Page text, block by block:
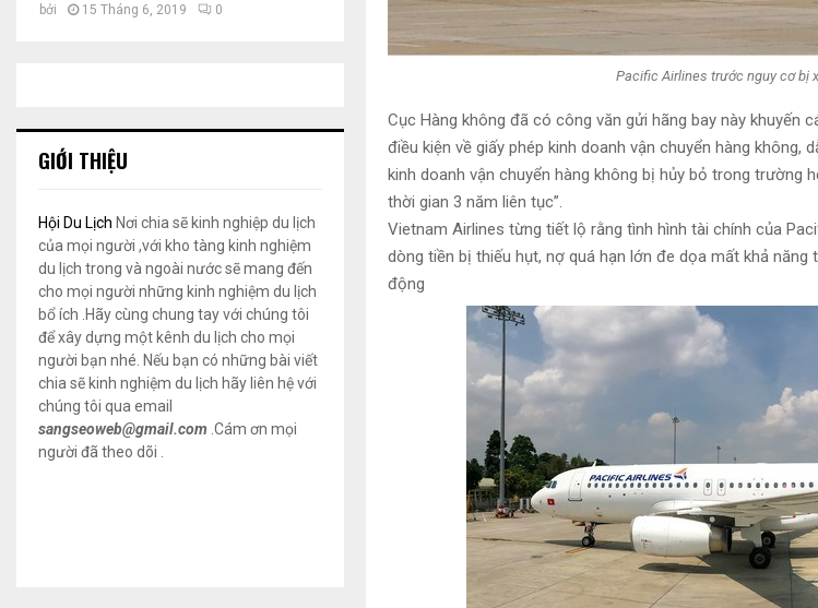
Pacific Airlines trước nguy cơ bị
Cục Hàng không đã có công văn gửi hãng bay này khuyến
điều kiện về giấy phép kinh doanh vận chuyển hàng không,
kinh doanh vận chuyển hàng không bị hủy bỏ trong trường
thời gian 3 năm liên tục”.
Vietnam Airlines từng tiết lộ rằng tình hình tài chính của
dòng tiền bị thiếu hụt, nợ quá hạn lớn đe dọa mất khả
động
bởi 15 Tháng 6, 2019 0
GIỚI THIỆU
Hội Du Lịch Nơi chia sẽ kinh nghiệp du lịch
của mọi người ,với kho tàng kinh nghiệm
du lịch trong và ngoài nước sẽ mang đến
cho mọi người những kinh nghiệm du lịch
bổ ích .Hãy cùng chung tay với chúng tôi
để xây dựng một kênh du lịch cho mọi
người bạn nhé. Nếu bạn có những bài viết
chia sẽ kinh nghiệm du lịch hãy liên hệ với
chúng tôi qua email
sangseoweb@gmail.com .Cám ơn mọi
người đã theo dõi .